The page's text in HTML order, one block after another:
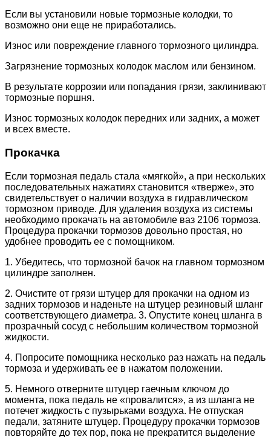
Если вы установили новые тормозные колодки, то
возможно они еще не приработались.
Износ или повреждение главного тормозного цилиндра.
Загрязнение тормозных колодок маслом или бензином.
В результате коррозии или попадания грязи, заклинивают
тормозные поршня.
Износ тормозных колодок передних или задних, а может
и всех вместе.
Прокачка
Если тормозная педаль стала «мягкой», а при нескольких
последовательных нажатиях становится «тверже», это
свидетельствует о наличии воздуха в гидравлическом
тормозном приводе. Для удаления воздуха из системы
необходимо прокачать на автомобиле ваз 2106 тормоза.
Процедура прокачки тормозов довольно простая, но
удобнее проводить ее с помощником.
1. Убедитесь, что тормозной бачок на главном тормозном
цилиндре заполнен.
2. Очистите от грязи штуцер для прокачки на одном из
задних тормозов и наденьте на штуцер резиновый шланг
соответствующего диаметра. 3. Опустите конец шланга в
прозрачный сосуд с небольшим количеством тормозной
жидкости.
4. Попросите помощника несколько раз нажать на педаль
тормоза и удерживать ее в нажатом положении.
5. Немного отверните штуцер гаечным ключом до
момента, пока педаль не «провалится», а из шланга не
потечет жидкость с пузырьками воздуха. Не отпуская
педали, затяните штуцер. Процедуру прокачки тормозов
повторяйте до тех пор, пока не прекратится выделение